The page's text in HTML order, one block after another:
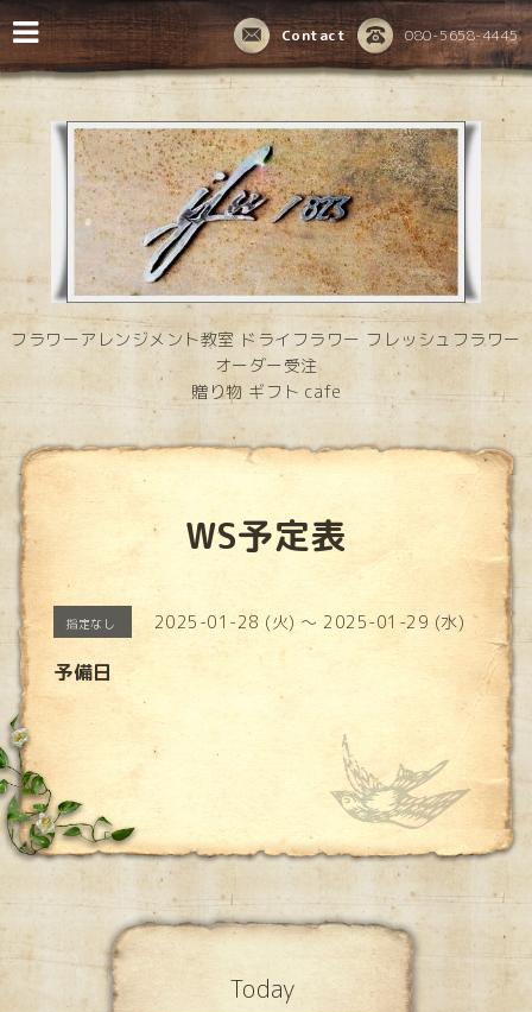
080-5658-4445
Contact
フラワーアレンジメント教室 ドライフラワー フレッシュフラワー
オーダー受注
贈り物 ギフト cafe
WS予定表
指定なし 2025-01-28 (火) ～ 2025-01-29 (水)
予備日
Today